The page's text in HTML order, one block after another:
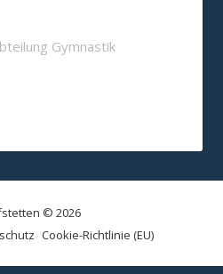
Gymnastik
© 2026
Cookie-Richtlinie (EU)